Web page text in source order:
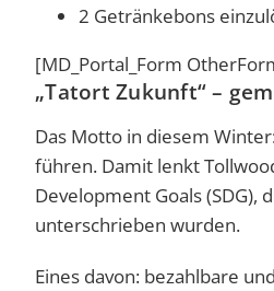
2 Getränkebons
[MD_Portal_Form
„Tatort Zukunft“ –
Das Motto in diesem
führen. Damit lenkt
Development Goals
unterschrieben wurden.
Eines davon: bezahlbare